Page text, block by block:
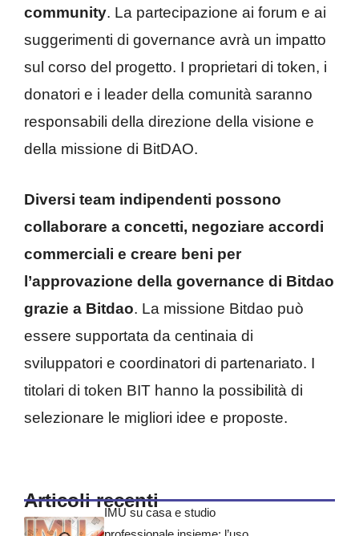
community. La partecipazione ai forum e ai
suggerimenti di governance avrà un impatto
sul corso del progetto. I proprietari di token, i
donatori e i leader della comunità saranno
responsabili della direzione della visione e
della missione di BitDAO.
Diversi team indipendenti possono
collaborare a concetti, negoziare accordi
commerciali e creare beni per
l’approvazione della governance di Bitdao
grazie a Bitdao. La missione Bitdao può
essere supportata da centinaia di
sviluppatori e coordinatori di partenariato. I
titolari di token BIT hanno la possibilità di
selezionare le migliori idee e proposte.
Articoli recenti
IMU su casa e studio